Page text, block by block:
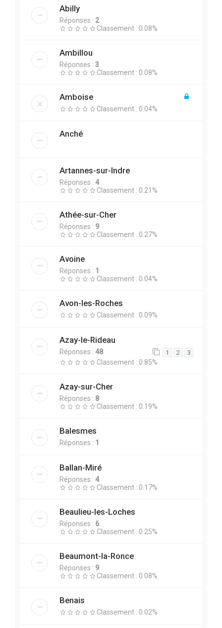
Abilly
Réponses : 2
Classement : 0.08%
Ambillou
Réponses : 3
Classement : 0.08%
Amboise
Classement : 0.04%
Anché
Artannes-sur-Indre
Réponses : 4
Classement : 0.21%
Athée-sur-Cher
Réponses : 9
Classement : 0.27%
Avoine
Réponses : 1
Classement : 0.04%
Avon-les-Roches
Classement : 0.09%
Azay-le-Rideau
Réponses : 48 1 2 3
Classement : 0.85%
Azay-sur-Cher
Réponses : 8
Classement : 0.19%
Balesmes
Réponses : 1
Ballan-Miré
Réponses : 4
Classement : 0.17%
Beaulieu-les-Loches
Réponses : 6
Classement : 0.25%
Beaumont-la-Ronce
Réponses : 9
Classement : 0.08%
Benais
Classement : 0.02%